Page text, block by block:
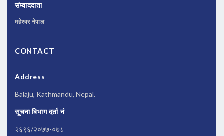
संम्वाददाता
महेश्वर नेपाल
CONTACT
Address
Balaju, Kathmandu, Nepal.
सूचना बिभाग दर्ता नं
२६९६/२०७७-०७८